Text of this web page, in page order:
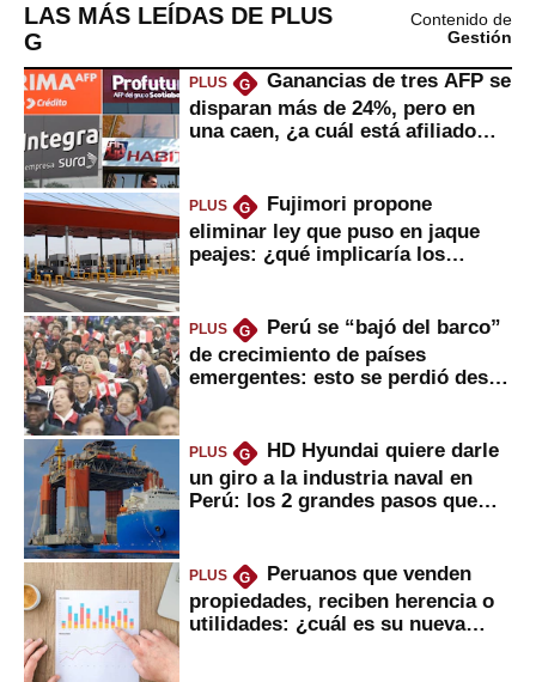
LAS MÁS LEÍDAS DE PLUS
G
Contenido de
Gestión
PLUS G
Ganancias de tres AFP se
disparan más de 24%, pero en
una caen, ¿a cuál está afiliado
PLUS G
Fujimori propone
eliminar ley que puso en jaque
peajes: ¿qué implicaría los
PLUS G
Perú se “bajó del barco”
de crecimiento de países
emergentes: esto se perdió desde
PLUS G
HD Hyundai quiere darle
un giro a la industria naval en
Perú: los 2 grandes pasos que
PLUS G
Peruanos que venden
propiedades, reciben herencia o
utilidades: ¿cuál es su nueva